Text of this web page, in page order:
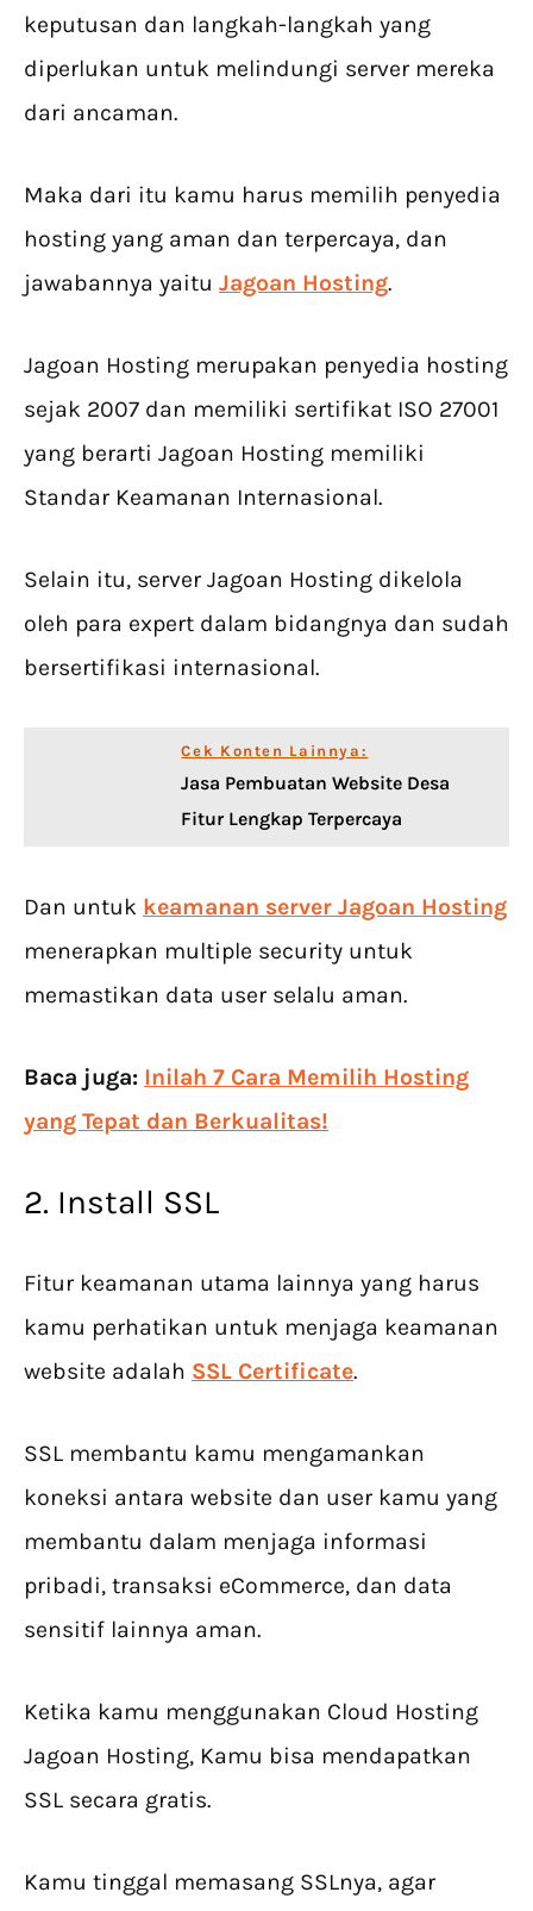
keputusan dan langkah-langkah yang
diperlukan untuk melindungi server mereka
dari ancaman.
Maka dari itu kamu harus memilih penyedia
hosting yang aman dan terpercaya, dan
jawabannya yaitu Jagoan Hosting.
Jagoan Hosting merupakan penyedia hosting
sejak 2007 dan memiliki sertifikat ISO 27001
yang berarti Jagoan Hosting memiliki
Standar Keamanan Internasional.
Selain itu, server Jagoan Hosting dikelola
oleh para expert dalam bidangnya dan sudah
bersertifikasi internasional.
Cek Konten Lainnya:
Jasa Pembuatan Website Desa
Fitur Lengkap Terpercaya
Dan untuk keamanan server Jagoan Hosting
menerapkan multiple security untuk
memastikan data user selalu aman.
Baca juga: Inilah 7 Cara Memilih Hosting
yang Tepat dan Berkualitas!
2. Install SSL
Fitur keamanan utama lainnya yang harus
kamu perhatikan untuk menjaga keamanan
website adalah SSL Certificate.
SSL membantu kamu mengamankan
koneksi antara website dan user kamu yang
membantu dalam menjaga informasi
pribadi, transaksi eCommerce, dan data
sensitif lainnya aman.
Ketika kamu menggunakan Cloud Hosting
Jagoan Hosting, Kamu bisa mendapatkan
SSL secara gratis.
Kamu tinggal memasang SSLnya, agar